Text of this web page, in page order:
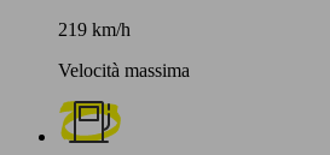
219 km/h
Velocità massima